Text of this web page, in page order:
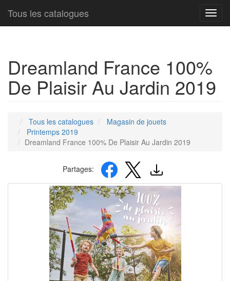
Tous les catalogues
Dreamland France 100%
De Plaisir Au Jardin 2019
Tous les catalogues
Magasin de jouets
Printemps 2019
Dreamland France 100% De Plaisir Au Jardin 2019
Partages: